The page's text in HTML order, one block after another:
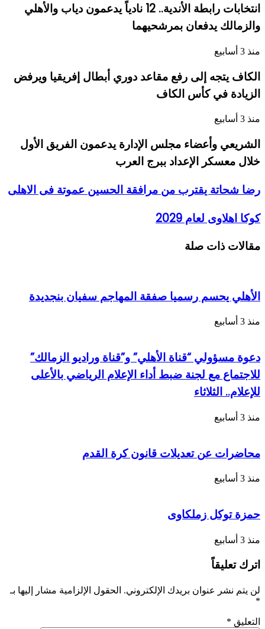
انتخابات رابطة الأندية.. 12 نادياً يدعمون دياب والأهلي
والزمالك يدفعان بمرشحيهما
منذ 3 أسابيع
الكاف يتجه إلى رفع مقاعد دوري أبطال إفريقيا ويرفض
الزيادة في كأس الكاف
منذ 3 أسابيع
الشريعي وأعضاء مجلس الإدارة يدعمون الفريق الأول
خلال معسكر الإعداد ببرج العرب
رضا شحاتة يقترب من مرافقة الحسين عموتة فى الاهلى
كوكا اهلاوى لعام 2029
مقالات ذات صلة
الأهلي يحسم رسميا صفقة المهاجم سفيان بنجديدة
منذ 3 أسابيع
دعوة مسؤولي “قناة الأهلي” و”قناة وراديو الزمالك”
للاجتماع مع لجنة ضبط أداء الإعلام الرياضي بالأعلى
للإعلام.. الثلاثاء
منذ 3 أسابيع
محاضرات عن تعديلات قانون كرة القدم
منذ 3 أسابيع
حمزة توكل زملكاوى
منذ 3 أسابيع
اترك تعليقاً
لن يتم نشر عنوان بريدك الإلكتروني. الحقول الإلزامية مشار إليها بـ
*
التعليق *